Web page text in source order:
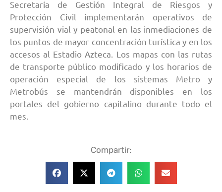
Secretaría de Gestión Integral de Riesgos y
Protección Civil implementarán operativos de
supervisión vial y peatonal en las inmediaciones de
los puntos de mayor concentración turística y en los
accesos al Estadio Azteca. Los mapas con las rutas
de transporte público modificado y los horarios de
operación especial de los sistemas Metro y
Metrobús se mantendrán disponibles en los
portales del gobierno capitalino durante todo el
mes.
Compartir: